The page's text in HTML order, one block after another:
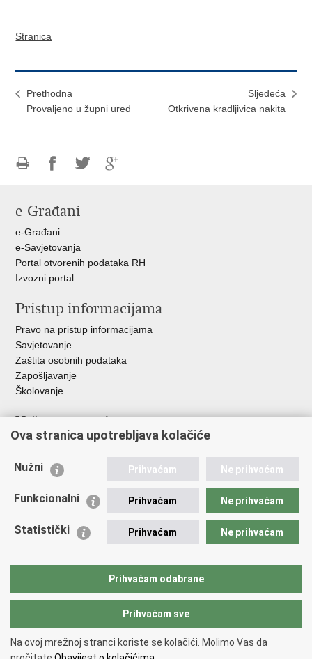
Stranica
Prethodna
Provaljeno u župni ured
Sljedeća
Otkrivena kradljivica nakita
FacebookuTwitteru
e-Građani
e-Građani
e-Savjetovanja
Portal otvorenih podataka RH
Izvozni portal
Pristup informacijama
Pravo na pristup informacijama
Savjetovanje
Zaštita osobnih podataka
Zapošljavanje
Školovanje
Važne poveznice
Ministarstvo unutarnjih poslova
Udruge
Policijska akademija
Zaklada policijske solidarnosti
Vučetić"
Copyright © 2026 Policijska uprava istarska.
Ova stranica upotrebljava kolačiće
Nužni Prihvaćam Ne prihvaćam
Funkcionalni Prihvaćam Ne prihvaćam
Statistički Prihvaćam Ne prihvaćam
Prihvaćam odabrane
Prihvaćam sve
Na ovoj mrežnoj stranci koriste se kolačići. Molimo Vas da